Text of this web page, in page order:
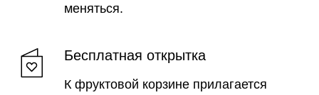
меняться.
Бесплатная открытка
К фруктовой корзине прилагается